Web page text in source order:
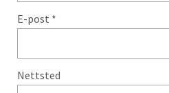
E-post *
Nettsted